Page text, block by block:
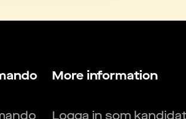
More information
Logga in som kandidat